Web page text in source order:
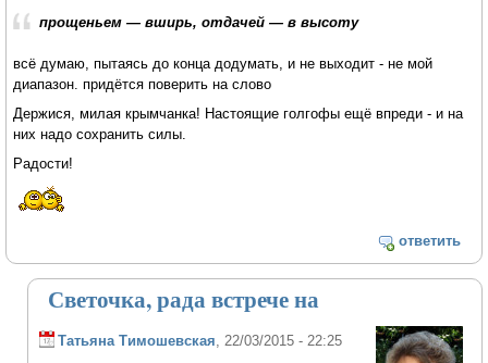
прощеньем — вширь, отдачей — в высоту
всё думаю, пытаясь до конца додумать, и не выходит - не мой
диапазон. придётся поверить на слово
Держися, милая крымчанка! Настоящие голгофы ещё впреди - и на
них надо сохранить силы.
Радости!
ответить
Светочка, рада встрече на
Татьяна Тимошевская , 22/03/2015 - 22:25